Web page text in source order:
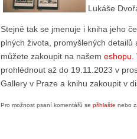
Lukáše
Stejně tak se jmenuje i kniha jeho
plných života, promyšlených detailů
můžete zakoupit na našem eshopu.
prohlédnout až do 19.11.2023 v
Gallery v Praze a knihu zakoupit v
Pro možnost psaní komentářů se přihlašte nebo